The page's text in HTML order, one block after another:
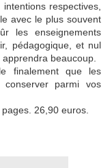
respectives,
avec le plus souvent
les enseignements
pédagogique, et nul
beaucoup.
finalement que les
conserver parmi vos
26,90 euros.